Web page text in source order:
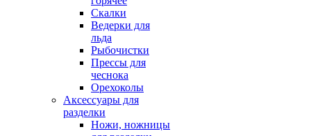
Скалки
Ведерки для
льда
Рыбочистки
Прессы для
чеснока
Орехоколы
Аксессуары для
разделки
Ножи, ножницы